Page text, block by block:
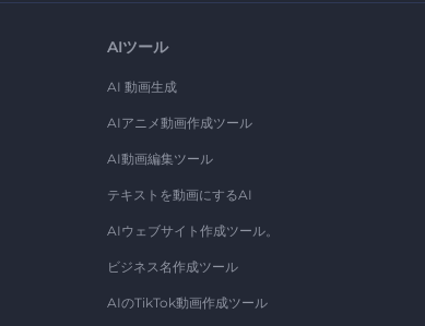
AIツール
AI 動画生成
AIアニメ動画作成ツール
AI動画編集ツール
テキストを動画にするAI
AIウェブサイト作成ツール。
ビジネス名作成ツール
AIのTikTok動画作成ツール